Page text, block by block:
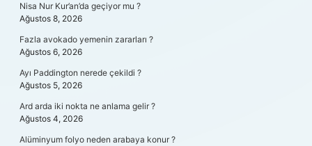
Nisa Nur Kur’an’da geçiyor mu ?
Ağustos 8, 2026
Fazla avokado yemenin zararları ?
Ağustos 6, 2026
Ayı Paddington nerede çekildi ?
Ağustos 5, 2026
Ard arda iki nokta ne anlama gelir ?
Ağustos 4, 2026
Alüminyum folyo neden arabaya konur ?